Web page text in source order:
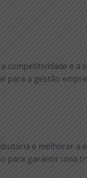
e a
para a gestão
e melhorar a
para garantir uma